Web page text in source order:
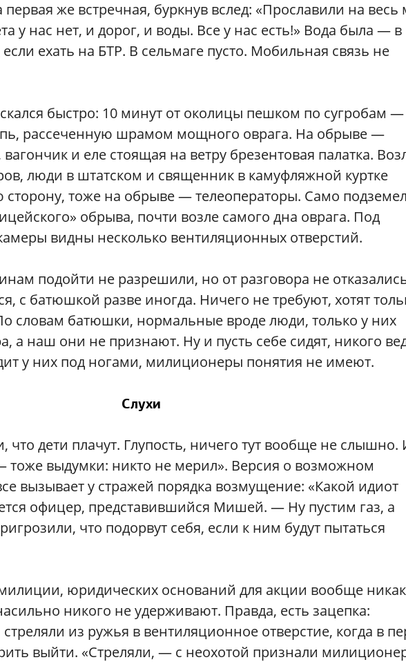
первая же встречная, буркнув вслед: «Прославили на весь
у нас нет, и дорог, и воды. Все у нас есть!» Вода была — в
ехать на БТР. В сельмаге пусто. Мобильная связь не
быстро: 10 минут от околицы пешком по сугробам
рассеченную шрамом мощного оврага. На обрыве —
и еле стоящая на ветру брезентовая палатка.
люди в штатском и священник в камуфляжной куртке
сторону, тоже на обрыве — телеоператоры. Само
обрыва, почти возле самого дна оврага. Под
видны несколько вентиляционных отверстий.
подойти не разрешили, но от разговора не
с батюшкой разве иногда. Ничего не требуют, хотят
словам батюшки, нормальные вроде люди, только у них
а наш они не признают. Ну и пусть себе сидят, никого
у них под ногами, милиционеры понятия не имеют.
Слухи
что дети плачут. Глупость, ничего тут вообще не слышно.
тоже выдумки: никто не мерил». Версия о возможном
вызывает у стражей порядка возмущение: «Какой идиот
офицер, представившийся Мишей. — Ну пустим газ, а
что подорвут себя, если к ним будут пытаться
юридических оснований для акции вообще
никого не удерживают. Правда, есть зацепка:
из ружья в вентиляционное отверстие, когда в
выйти. «Стреляли, — с неохотой признали